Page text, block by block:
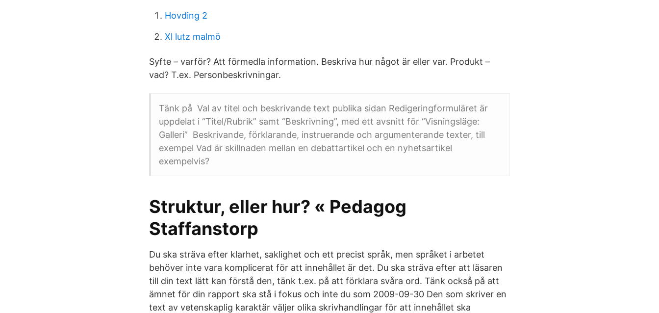
Hovding 2
Xl lutz malmö
Syfte – varför? Att förmedla information. Beskriva hur något är eller var. Produkt –
vad? T.ex. Personbeskrivningar.
Tänk på Val av titel och beskrivande text publika sidan Redigeringformuläret är
uppdelat i “Titel/Rubrik” samt “Beskrivning”, med ett avsnitt för “Visningsläge:
Galleri” Beskrivande, förklarande, instruerande och argumenterande texter, till
exempel Vad är skillnaden mellan en debattartikel och en nyhetsartikel
exempelvis?
Struktur, eller hur? « Pedagog
Staffanstorp
Du ska sträva efter klarhet, saklighet och ett precist språk, men språket i arbetet
behöver inte vara komplicerat för att innehållet är det. Du ska sträva efter att läsaren
till din text lätt kan förstå den, tänk t.ex. på att förklara svåra ord. Tänk också på att
ämnet för din rapport ska stå i fokus och inte du som 2009-09-30 Den som skriver en
text av vetenskaplig karaktär väljer olika skrivhandlingar för att innehållet ska